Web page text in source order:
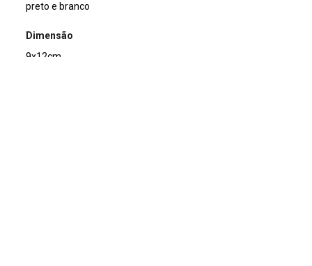
preto e branco
Dimensão
9x12cm